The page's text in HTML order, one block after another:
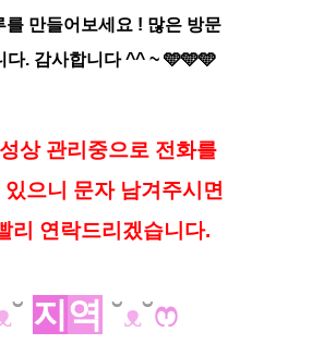
를 만들어보세요 ! 많은 방문
다. 감사합니다 ^^ ~ 🩵🩵🩵
상 관리중으로 전화를
으니 문자 남겨주시면
리 연락드리겠습니다.
˘ 지역 ˘ᴥ˘ෆ